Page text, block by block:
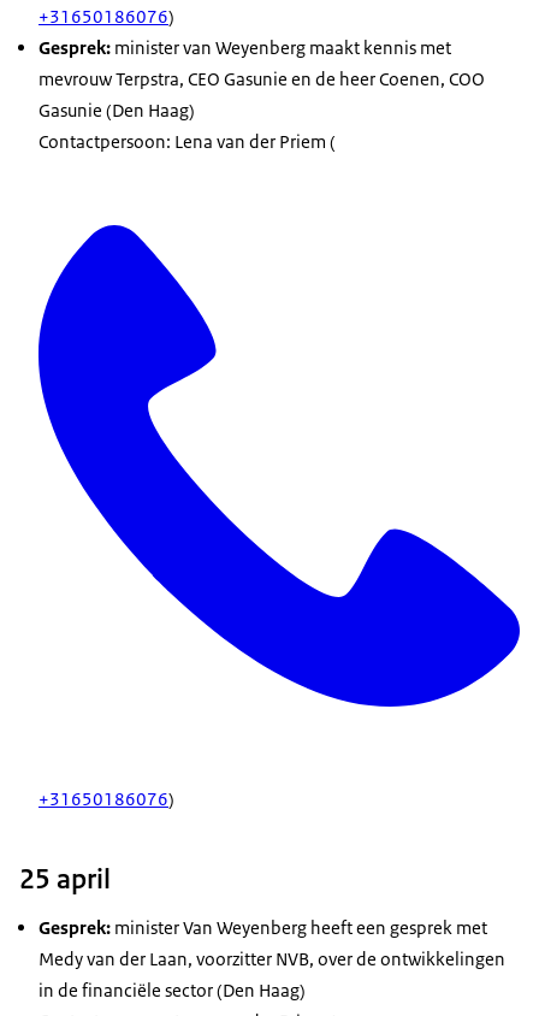
+31650186076)
Gesprek: minister van Weyenberg maakt kennis met
mevrouw Terpstra, CEO Gasunie en de heer Coenen, COO
Gasunie (Den Haag)
Contactpersoon: Lena van der Priem (
+31650186076)
25 april
Gesprek: minister Van Weyenberg heeft een gesprek met
Medy van der Laan, voorzitter NVB, over de ontwikkelingen
in de financiële sector (Den Haag)